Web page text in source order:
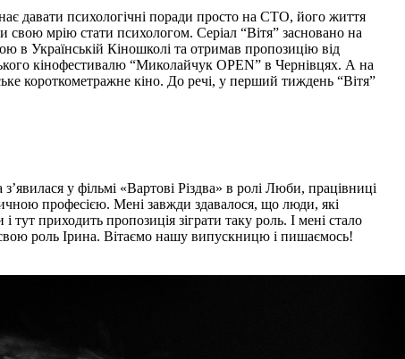
давати психологічні поради просто на СТО, його життя
мрію стати психологом. Серіал “Вітя” засновано на
Українській Кіношколі та отримав пропозицію від
кінофестивалю “Миколайчук OPEN” в Чернівцях. А на
короткометражне кіно. До речі, у перший тиждень “Вітя”
у фільмі «Вартові Різдва» в ролі Люби, працівниці
професією. Мені завжди здавалося, що люди, які
тут приходить пропозиція зіграти таку роль. І мені стало
роль Ірина. Вітаємо нашу випускницю і пишаємось!